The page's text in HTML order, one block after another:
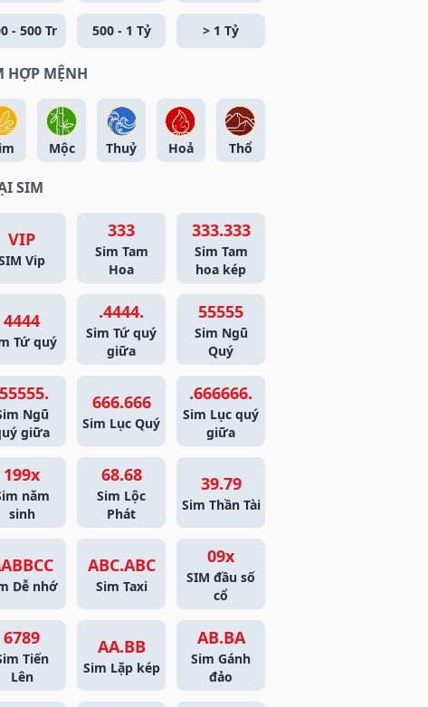
- 500 Tr 500 - 1 Tỷ > 1 Tỷ
HỢP MỆNH
Mộc Thuỷ Hoả Thổ
SIM
VIP
Vip
333
Sim Tam
Hoa
333.333
Sim Tam
hoa kép
4444
Tứ quý
.4444.
Sim Tứ quý
giữa
55555
Sim Ngũ
Quý
Ngũ
giữa
666.666
Sim Lục Quý
.666666.
Sim Lục quý
giữa
199x
năm
sinh
68.68
Sim Lộc
Phát
39.79
Sim Thần Tài
Dễ nhớ
ABC.ABC
Sim Taxi
09x
SIM đầu số
cổ
6789
Tiến
Lên
AA.BB
Sim Lặp kép
AB.BA
Sim Gánh
đảo